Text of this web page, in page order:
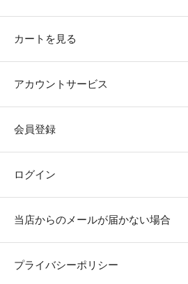
カートを見る
アカウントサービス
会員登録
ログイン
当店からのメールが届かない場合
プライバシーポリシー